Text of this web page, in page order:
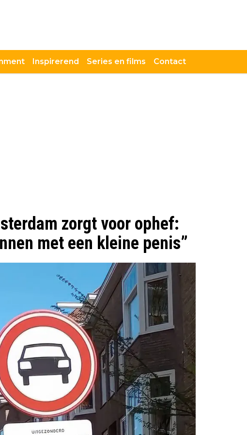
Inspirerend Series en films Contact
zorgt voor ophef:
met een kleine penis”